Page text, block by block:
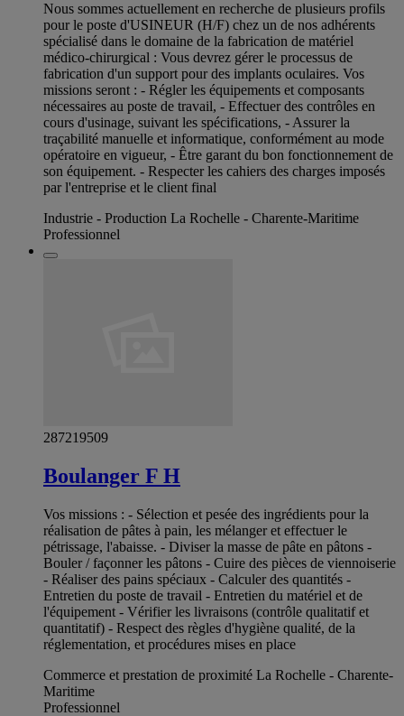
Nous sommes actuellement en recherche de plusieurs profils
pour le poste d'USINEUR (H/F) chez un de nos adhérents
spécialisé dans le domaine de la fabrication de matériel
médico-chirurgical : Vous devrez gérer le processus de
fabrication d'un support pour des implants oculaires. Vos
missions seront : - Régler les équipements et composants
nécessaires au poste de travail, - Effectuer des contrôles en
cours d'usinage, suivant les spécifications, - Assurer la
traçabilité manuelle et informatique, conformément au mode
opératoire en vigueur, - Être garant du bon fonctionnement de
son équipement. - Respecter les cahiers des charges imposés
par l'entreprise et le client final
Industrie - Production La Rochelle - Charente-Maritime
Professionnel
287219509
Boulanger F H
Vos missions : - Sélection et pesée des ingrédients pour la
réalisation de pâtes à pain, les mélanger et effectuer le
pétrissage, l'abaisse. - Diviser la masse de pâte en pâtons -
Bouler / façonner les pâtons - Cuire des pièces de viennoiserie
- Réaliser des pains spéciaux - Calculer des quantités -
Entretien du poste de travail - Entretien du matériel et de
l'équipement - Vérifier les livraisons (contrôle qualitatif et
quantitatif) - Respect des règles d'hygiène qualité, de la
réglementation, et procédures mises en place
Commerce et prestation de proximité La Rochelle - Charente-
Maritime
Professionnel